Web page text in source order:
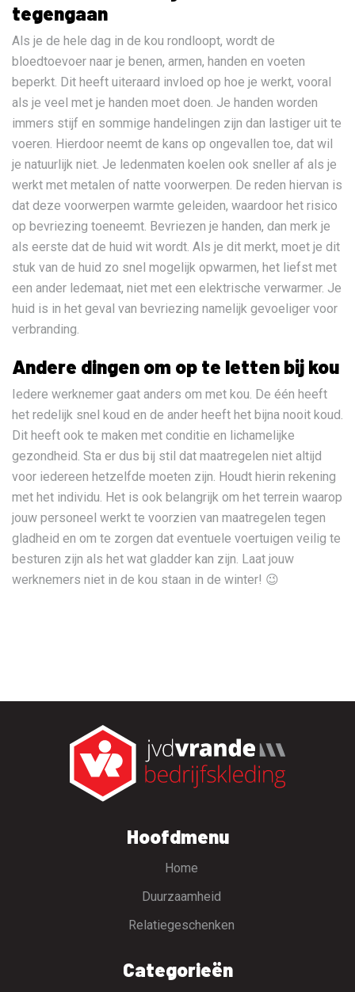
tegengaan
Als je de hele dag in de kou rondloopt, wordt de
bloedtoevoer naar je benen, armen, handen en voeten
beperkt. Dit heeft uiteraard invloed op hoe je werkt, vooral
als je veel met je handen moet doen. Je handen worden
immers stijf en sommige handelingen zijn dan lastiger uit te
voeren. Hierdoor neemt de kans op ongevallen toe, dat wil
je natuurlijk niet. Je ledenmaten koelen ook sneller af als je
werkt met metalen of natte voorwerpen. De reden hiervan is
dat deze voorwerpen warmte geleiden, waardoor het risico
op bevriezing toeneemt. Bevriezen je handen, dan merk je
als eerste dat de huid wit wordt. Als je dit merkt, moet je dit
stuk van de huid zo snel mogelijk opwarmen, het liefst met
een ander ledemaat, niet met een elektrische verwarmer. Je
huid is in het geval van bevriezing namelijk gevoeliger voor
verbranding.
Andere dingen om op te letten bij kou
Iedere werknemer gaat anders om met kou. De één heeft
het redelijk snel koud en de ander heeft het bijna nooit koud.
Dit heeft ook te maken met conditie en lichamelijke
gezondheid. Sta er dus bij stil dat maatregelen niet altijd
voor iedereen hetzelfde moeten zijn. Houdt hierin rekening
met het individu. Het is ook belangrijk om het terrein waarop
jouw personeel werkt te voorzien van maatregelen tegen
gladheid en om te zorgen dat eventuele voertuigen veilig te
besturen zijn als het wat gladder kan zijn. Laat jouw
werknemers niet in de kou staan in de winter! 😉
Hoofdmenu
Home
Duurzaamheid
Relatiegeschenken
Categorieën